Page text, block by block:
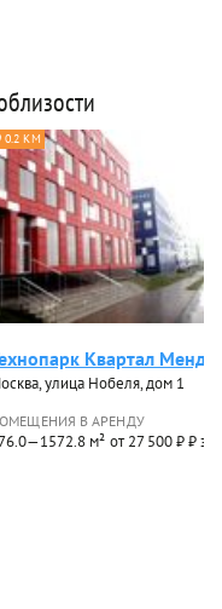
0.2 КМ
Квартал
улица Нобеля, дом 1
В АРЕНДУ
м² от 27 500 ₽ ₽ за